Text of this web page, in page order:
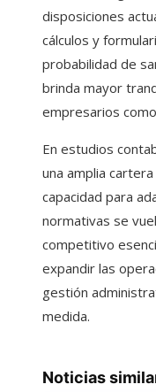
disposiciones
cálculos y
probabilidad de
brinda mayor
empresarios
En estudios
una amplia
capacidad para
normativas se
competitivo
expandir las
gestión
medida.
Noticias